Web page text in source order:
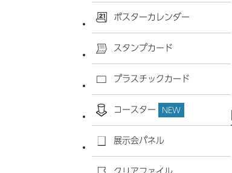
ポスターカレンダー
スタンプカード
プラスチックカード
コースター NEW
展示会パネル
クリアファイル